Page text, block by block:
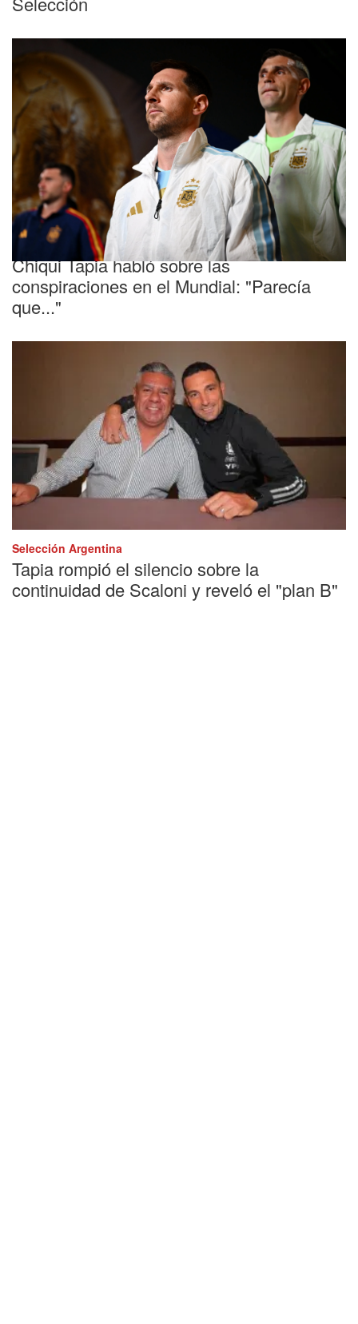
Selección Argentina
Chiqui Tapia habló sobre las
conspiraciones en el Mundial: "Parecía
que..."
Selección Argentina
Tapia rompió el silencio sobre la
continuidad de Scaloni y reveló el "plan B"